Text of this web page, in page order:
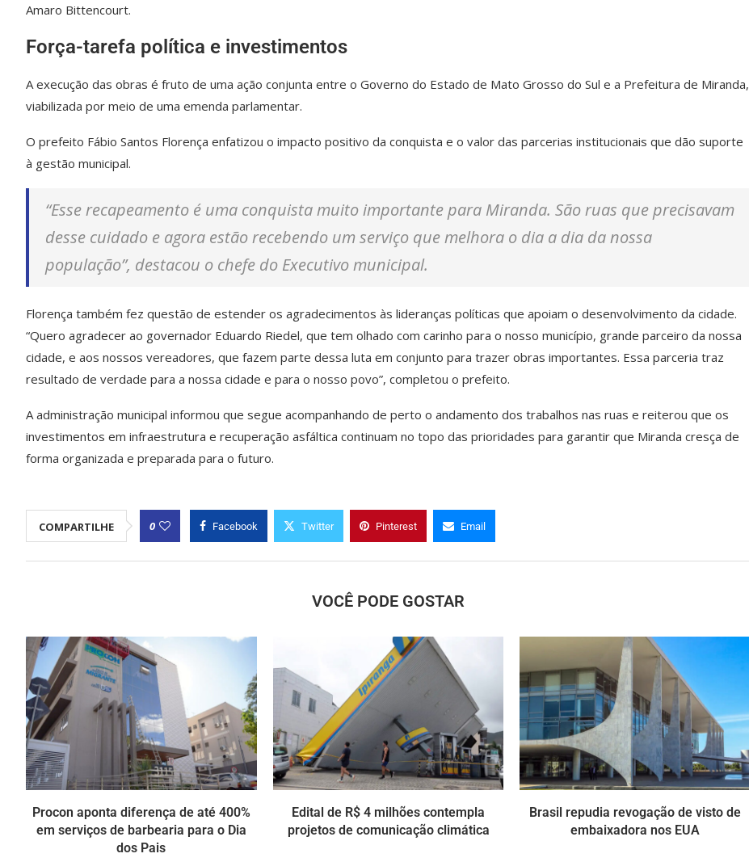
Amaro Bittencourt.
Força-tarefa política e investimentos
A execução das obras é fruto de uma ação conjunta entre o Governo do Estado de Mato Grosso do Sul e a Prefeitura de Miranda,
viabilizada por meio de uma emenda parlamentar.
O prefeito Fábio Santos Florença enfatizou o impacto positivo da conquista e o valor das parcerias institucionais que dão suporte
à gestão municipal.
“Esse recapeamento é uma conquista muito importante para Miranda. São ruas que precisavam
desse cuidado e agora estão recebendo um serviço que melhora o dia a dia da nossa
população”, destacou o chefe do Executivo municipal.
Florença também fez questão de estender os agradecimentos às lideranças políticas que apoiam o desenvolvimento da cidade.
“Quero agradecer ao governador Eduardo Riedel, que tem olhado com carinho para o nosso município, grande parceiro da nossa
cidade, e aos nossos vereadores, que fazem parte dessa luta em conjunto para trazer obras importantes. Essa parceria traz
resultado de verdade para a nossa cidade e para o nosso povo”, completou o prefeito.
A administração municipal informou que segue acompanhando de perto o andamento dos trabalhos nas ruas e reiterou que os
investimentos em infraestrutura e recuperação asfáltica continuam no topo das prioridades para garantir que Miranda cresça de
forma organizada e preparada para o futuro.
COMPARTILHE 0 Facebook Twitter Pinterest Email
VOCÊ PODE GOSTAR
Procon aponta diferença de até 400%
em serviços de barbearia para o Dia
dos Pais
Edital de R$ 4 milhões contempla
projetos de comunicação climática
Brasil repudia revogação de visto de
embaixadora nos EUA